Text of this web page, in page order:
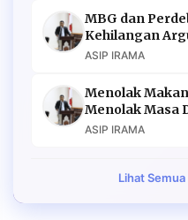
MBG dan
Kehilangan
ASIP IRAMA
Menolak
Menolak Masa
ASIP IRAMA
Lihat